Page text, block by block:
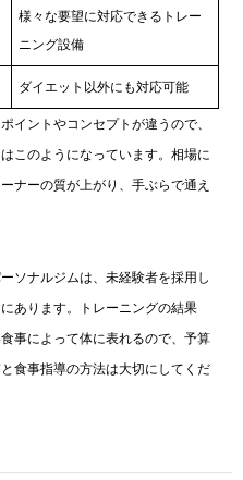
様々な要望に対応できるトレー
ニング設備
ダイエット以外にも対応可能
イントやコンセプトが違うので、
このようになっています。相場に
ナーの質が上がり、手ぶらで通え
ソナルジムは、未経験者を採用し
あります。トレーニングの結果
事によって体に表れるので、予算
食事指導の方法は大切にしてくだ